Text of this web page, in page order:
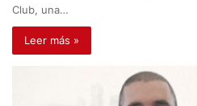
Club, una…
Leer más »